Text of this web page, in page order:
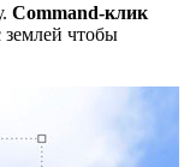
Command-клик
чтобы